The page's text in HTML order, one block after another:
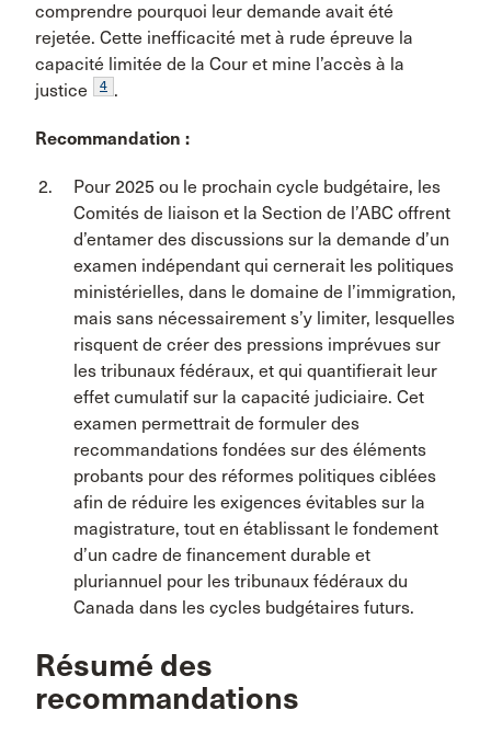
comprendre pourquoi leur demande avait été
rejetée. Cette inefficacité met à rude épreuve la
capacité limitée de la Cour et mine l’accès à la
justice
4 .
Recommandation :
Pour 2025 ou le prochain cycle budgétaire, les
Comités de liaison et la Section de l’ABC offrent
d’entamer des discussions sur la demande d’un
examen indépendant qui cernerait les politiques
ministérielles, dans le domaine de l’immigration,
mais sans nécessairement s’y limiter, lesquelles
risquent de créer des pressions imprévues sur
les tribunaux fédéraux, et qui quantifierait leur
effet cumulatif sur la capacité judiciaire. Cet
examen permettrait de formuler des
recommandations fondées sur des éléments
probants pour des réformes politiques ciblées
afin de réduire les exigences évitables sur la
magistrature, tout en établissant le fondement
d’un cadre de financement durable et
pluriannuel pour les tribunaux fédéraux du
Canada dans les cycles budgétaires futurs.
Résumé des
recommandations